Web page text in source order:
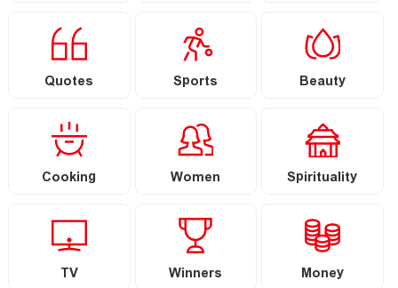
Quotes Sports Beauty
Cooking Women Spirituality
TV Winners Money